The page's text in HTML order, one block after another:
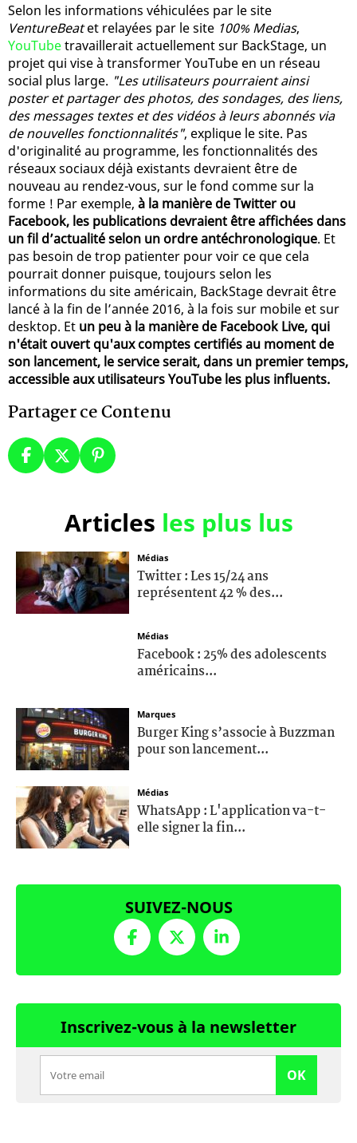
Selon les informations véhiculées par le site
VentureBeatet relayées par le site 100% Medias,
YouTubetravaillerait actuellement sur BackStage, un
projet qui vise à transformer YouTube en un réseau
social plus large. "Les utilisateurs pourraient ainsi
poster et partager des photos, des sondages, des liens,
des messages textes et des vidéos à leurs abonnés via
de nouvelles fonctionnalités", explique le site. Pas
d'originalité au programme, les fonctionnalités des
réseaux sociaux déjà existants devraient être de
nouveau au rendez-vous, sur le fond comme sur la
forme ! Par exemple, à la manière de Twitter ou
Facebook, les publications devraient être affichées dans
un fil d’actualité selon un ordre antéchronologique. Et
pas besoin de trop patienter pour voir ce que cela
pourrait donner puisque, toujours selon les
informations du site américain, BackStage devrait être
lancé à la fin de l’année 2016, à la fois sur mobile et sur
desktop. Et un peu à la manière de Facebook Live, qui
n'était ouvert qu'aux comptes certifiés au moment de
son lancement, le service serait, dans un premier temps,
accessible aux utilisateurs YouTube les plus influents.
Partager ce Contenu
Articles les plus lus
Médias
Twitter : Les 15/24 ans
représentent 42 % des...
Médias
Facebook : 25% des adolescents
américains...
Marques
Burger King s’associe à Buzzman
pour son lancement...
Médias
WhatsApp : L'application va-t-
elle signer la fin...
SUIVEZ-NOUS
Inscrivez-vous à la newsletter
OK